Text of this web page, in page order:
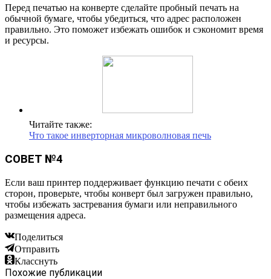
Перед печатью на конверте сделайте пробный печать на
обычной бумаге, чтобы убедиться, что адрес расположен
правильно. Это поможет избежать ошибок и сэкономит время
и ресурсы.
Читайте также:
Что такое инверторная микроволновая печь
СОВЕТ №4
Если ваш принтер поддерживает функцию печати с обеих
сторон, проверьте, чтобы конверт был загружен правильно,
чтобы избежать застревания бумаги или неправильного
размещения адреса.
Поделиться
Отправить
Класснуть
Похожие публикации